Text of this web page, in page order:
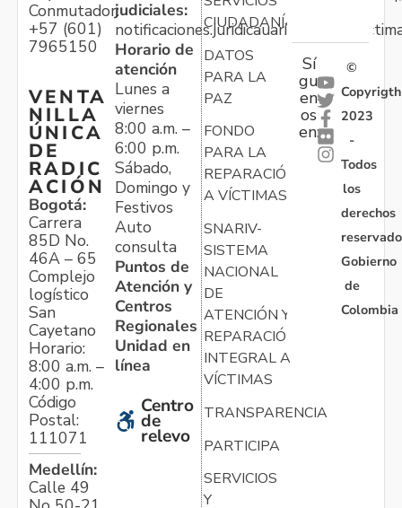
Conmutador:
+57 (601)
7965150
VENTA
NILLA
ÚNICA
DE
RADIC
ACIÓN
Bogotá:
Carrera
85D No.
46A – 65
Complejo
logístico
San
Cayetano
Horario:
8:00 a.m. –
4:00 p.m.
Código
Postal:
111071
Medellín:
Calle 49
judiciales:
Horario de
atención
Lunes a
viernes
8:00 a.m. –
6:00 p.m.
Sábado,
Domingo y
Festivos
Auto
consulta
Puntos de
Atención y
Centros
Regionales
Unidad en
línea
Centro
de
relevo
CIUDADANÍA
DATOS
PARA LA
PAZ
FONDO
PARA LA
REPARACIÓN
A VÍCTIMAS
SNARIV-
SISTEMA
NACIONAL
DE
ATENCIÓN Y
REPARACIÓN
INTEGRAL A
VÍCTIMAS
TRANSPARENCIA
PARTICIPA
SERVICIOS
Y
Sí
gu
en
os
en:
©
Copyrigth
2023
-
Todos
los
derechos
Gobierno
de
Colombia